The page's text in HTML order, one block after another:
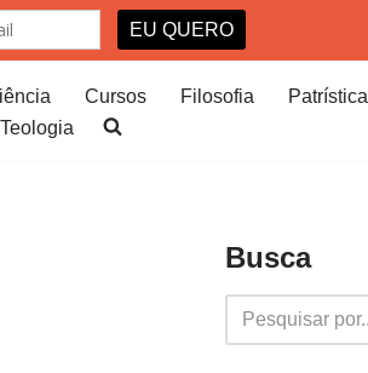
Cursos Filosofia
Patrística
Teologia
Busca